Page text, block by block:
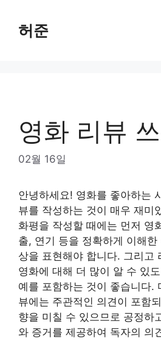
content
허준
영화 리뷰
02월 16일
안녕하세요! 영화를 좋아하는
뷰를 작성하는 것이 매우 재미
화평을 작성할 때에는 먼저 영
출, 연기 등을 정확하게 이해
상을 표현해야 합니다. 그리고
영화에 대해 더 많이 알 수 있
예를 포함하는 것이 좋습니다.
뷰에는 주관적인 의견이 포함
향을 미칠 수 있으므로 공정하
와 증거를 제공하여 독자의 의